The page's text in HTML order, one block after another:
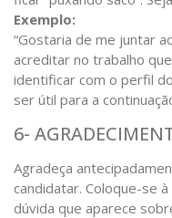
Exemplo:
“Gostaria de me juntar
acreditar no trabalho
identificar com o perfil
ser útil para a
6-
Agradeça
candidatar. Coloque-se
dúvida que aparece